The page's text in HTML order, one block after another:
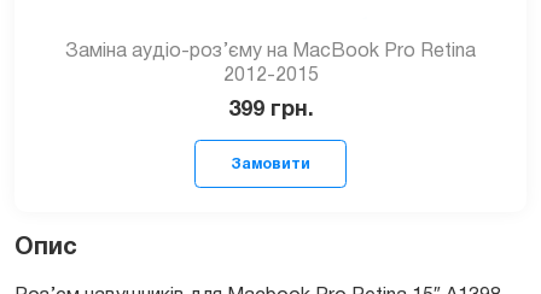
Заміна аудіо-роз’єму на MacBook Pro Retina
2012-2015
399 грн.
Опис